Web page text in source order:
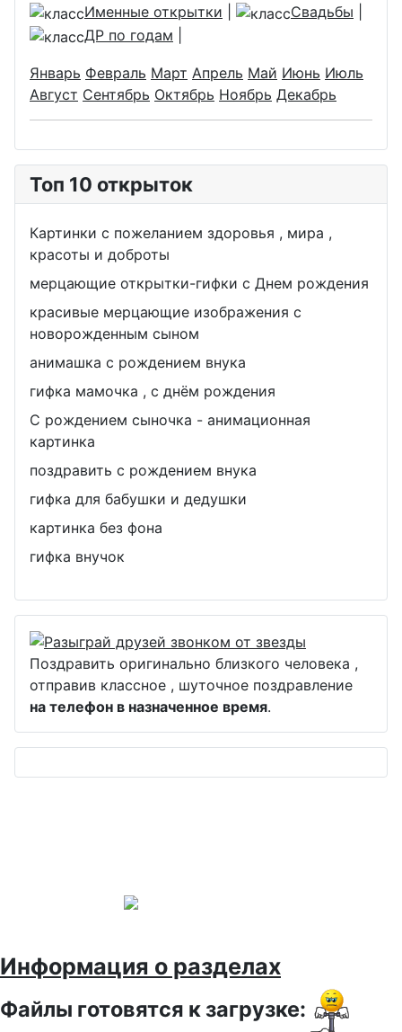
Именные открытки
Свадьбы
ДР по годам
Январь Февраль Март Апрель Май Июнь Июль
Август Сентябрь Октябрь Ноябрь Декабрь
Топ 10 открыток
Картинки с пожеланием здоровья , мира ,
красоты и доброты
мерцающие открытки-гифки с Днем рождения
красивые мерцающие изображения с
новорожденным сыном
анимашка с рождением внука
гифка мамочка , с днём рождения
С рождением сыночка - анимационная
картинка
поздравить с рождением внука
гифка для бабушки и дедушки
картинка без фона
гифка внучок
Поздравить оригинально близкого человека ,
отправив классное , шуточное поздравление
на телефон в назначенное время.
Информация о разделах
Файлы готовятся к загрузке: